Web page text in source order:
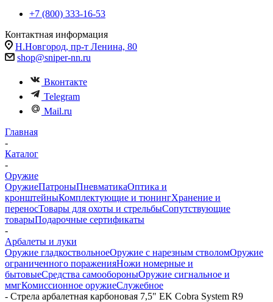
+7 (800) 333-16-53
Контактная информация
Н.Новгород, пр-т Ленина, 80
shop@sniper-nn.ru
Вконтакте
Telegram
Mail.ru
Главная
-
Каталог
-
Оружие
ОружиеПатроныПневматикаОптика и
кронштейныКомплектующие и тюнингХранение и
переносТовары для охоты и стрельбыСопутствующие
товарыПодарочные сертификаты
-
Арбалеты и луки
Оружие гладкоствольноеОружие с нарезным стволомОружие
ограниченного пораженияНожи номерные и
бытовыеСредства самообороныОружие сигнальное и
ммгКомиссионное оружиеСлужебное
- Стрела арбалетная карбоновая 7,5" EK Cobra System R9